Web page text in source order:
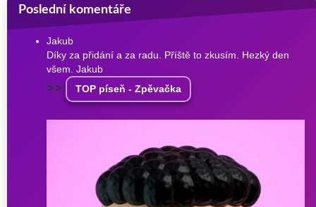
Poslední komentáře
Jakub
Díky za přidání a za radu. Příště to zkusím. Hezký den
všem. Jakub
>> TOP píseň - Zpěvačka